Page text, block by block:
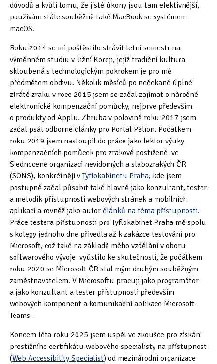
Hledání
Běžný software(284)
Tipy & triky
důvodů a kvůli tomu, že jisté úkony jsou tam efektivnější,
používám stále souběžně také MacBook se systémem
macOS.
Roku 2014 se mi poštěstilo strávit letní semestr na
výměnném studiu v Jižní Koreji, jejíž tradiční kultura
skloubená s technologickým pokrokem je pro mě
předmětem obdivu. Několik měsíců po nečekané úplné
ztrátě zraku v roce 2015 jsem se začal zajímat o náročné
elektronické kompenzační pomůcky, nejprve především
o produkty od Applu. Zhruba v polovině roku 2017 jsem
začal psát odborné články pro Portál Pélion. Počátkem
roku 2019 jsem nastoupil do práce jako lektor výuky
kompenzačních pomůcek pro zrakově postižené ve
Sjednocené organizaci nevidomých a slabozrakých ČR
(SONS), konkrétněji vTyflokabinetu Praha, kde jsem
postupně začal působit také hlavně jako konzultant, tester
a metodik přístupnosti webových stránek a mobilních
aplikací a rovněž jako autor článků na téma přístupnosti.
Práce testera přístupnosti pro Tyflokabinet Praha mě spolu
s kolegy jednoho dne přivedla až k zakázce testování pro
Microsoft, což také na základě mého vzdělání v oboru
softwarového vývoje vyústilo ke skutečnosti, že počátkem
roku 2020 se Microsoft ČR stal mým druhým souběžným
zaměstnavatelem. V Microsoftu pracuji jako programátor
a jako konzultant a tester přístupnosti především
webových komponent a komunikační aplikace Microsoft
Teams.
Koncem léta roku 2025 jsem uspěl ve zkoušce pro získání
prestižního certifikátu webového specialisty na přístupnost
(Web Accessibility Specialist) od mezinárodní organizace